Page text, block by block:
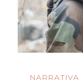
NARRATIVA